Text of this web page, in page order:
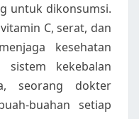
untuk dikonsumsi.
C, serat, dan
kesehatan
kekebalan
seorang dokter
buahan setiap